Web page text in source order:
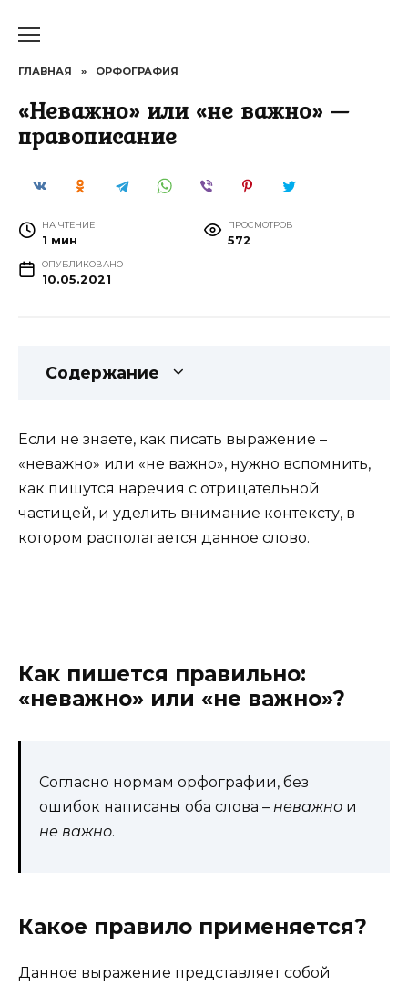
ГЛАВНАЯ » ОРФОГРАФИЯ
«Неважно» или «не важно» —
правописание
НА ЧТЕНИЕ
1 мин
ПРОСМОТРОВ
572
ОПУБЛИКОВАНО
10.05.2021
Содержание
Если не знаете, как писать выражение –
«неважно» или «не важно», нужно вспомнить,
как пишутся наречия с отрицательной
частицей, и уделить внимание контексту, в
котором располагается данное слово.
Как пишется правильно:
«неважно» или «не важно»?
Согласно нормам орфографии, без
ошибок написаны оба слова – неважно и
не важно.
Какое правило применяется?
Данное выражение представляет собой